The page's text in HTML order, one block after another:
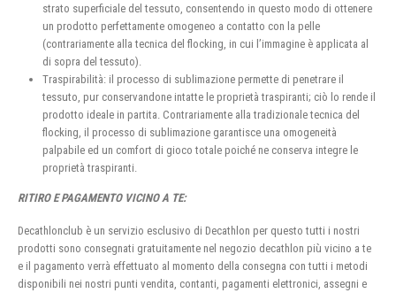
strato superficiale del tessuto, consentendo in questo modo di ottenere
un prodotto perfettamente omogeneo a contatto con la pelle
(contrariamente alla tecnica del flocking, in cui l’immagine è applicata al
di sopra del tessuto).
Traspirabilità: il processo di sublimazione permette di penetrare il
tessuto, pur conservandone intatte le proprietà traspiranti; ciò lo rende il
prodotto ideale in partita. Contrariamente alla tradizionale tecnica del
flocking, il processo di sublimazione garantisce una omogeneità
palpabile ed un comfort di gioco totale poiché ne conserva integre le
proprietà traspiranti.
RITIRO E PAGAMENTO VICINO A TE:
Decathlonclub è un servizio esclusivo di Decathlon per questo tutti i nostri
prodotti sono consegnati gratuitamente nel negozio decathlon più vicino a te
e il pagamento verrà effettuato al momento della consegna con tutti i metodi
disponibili nei nostri punti vendita, contanti, pagamenti elettronici, assegni e